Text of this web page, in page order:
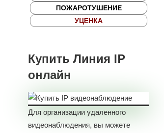
ПОЖАРОТУШЕНИЕ
УЦЕНКА
Купить Линия IP
онлайн
Для организации удаленного
видеонаблюдения, вы можете